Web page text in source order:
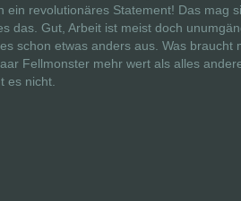
ein revolutionäres Statement! Das mag
das. Gut, Arbeit ist meist doch
schon etwas anders aus. Was braucht
Fellmonster mehr wert als alles
es nicht.